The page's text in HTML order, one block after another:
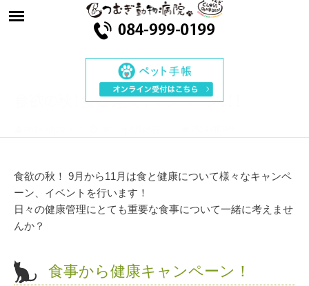
食と健康キャンペーン！！
食欲の秋！ 9月から11月は食と健康について様々なキャンペ
ーン、イベントを行います！
日々の健康管理にとても重要な食事について一緒に考えませ
んか？
食事から健康キャンペーン！